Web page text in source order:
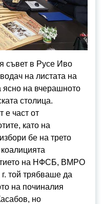
съвет в Русе Иво
на листата на
на вчерашното
столица.
е част от
като на
бе на трето
на НФСБ, ВМРО
той трябваше да
на починалия
но